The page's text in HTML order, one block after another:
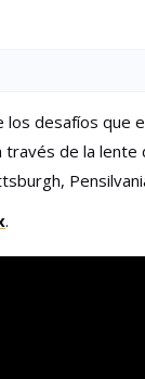
los desafíos que
de la
.